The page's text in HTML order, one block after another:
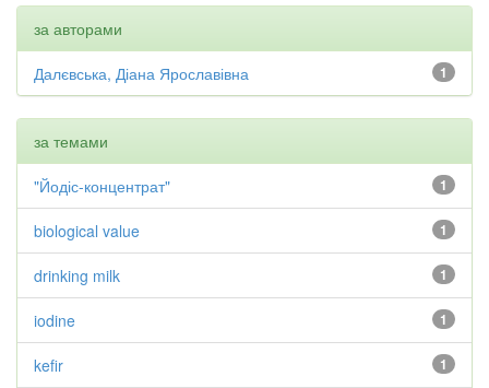
за авторами
1
Далєвська, Діана Ярославівна
за темами
1
"Йодіс-концентрат"
1
biological value
1
drinking milk
1
iodine
1
kefir